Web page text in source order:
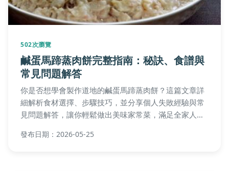
502次瀏覽
鹹蛋馬蹄蒸肉餅完整指南：秘訣、食譜與
常見問題解答
你是否想學會製作道地的鹹蛋馬蹄蒸肉餅？這篇文章詳
細解析食材選擇、步驟技巧，並分享個人失敗經驗與常
見問題解答，讓你輕鬆做出美味家常菜，滿足全家人的
發布日期：2026-05-25